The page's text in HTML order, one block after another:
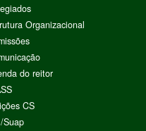
Organizacional
do reitor
CS
Suap